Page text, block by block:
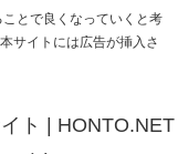
とで良くなっていくと考
サイトには広告が挿入さ
ト | HONTO.NET